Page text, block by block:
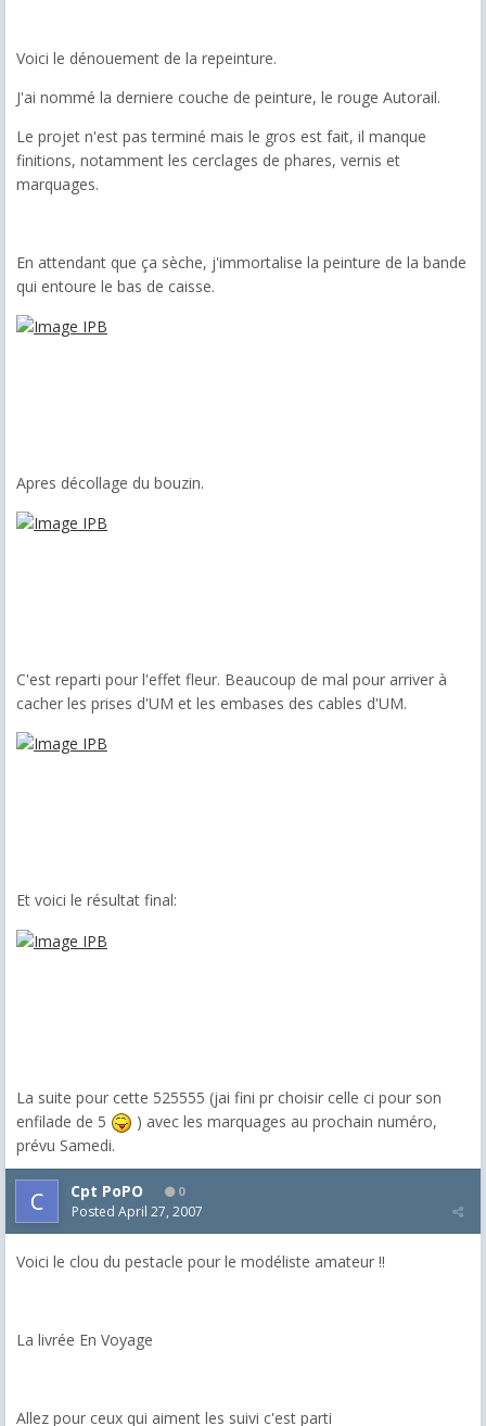
Voici le dénouement de la repeinture.
J'ai nommé la derniere couche de peinture, le rouge Autorail.
Le projet n'est pas terminé mais le gros est fait, il manque
finitions, notamment les cerclages de phares, vernis et
marquages.
En attendant que ça sèche, j'immortalise la peinture de la bande
qui entoure le bas de caisse.
Apres décollage du bouzin.
C'est reparti pour l'effet fleur. Beaucoup de mal pour arriver à
cacher les prises d'UM et les embases des cables d'UM.
Et voici le résultat final:
La suite pour cette 525555 (jai fini pr choisir celle ci pour son
enfilade de 5
) avec les marquages au prochain numéro,
prévu Samedi.
Cpt PoPO 0
Posted April 27, 2007
Voici le clou du pestacle pour le modéliste amateur !!
La livrée En Voyage
Allez pour ceux qui aiment les suivi c'est parti